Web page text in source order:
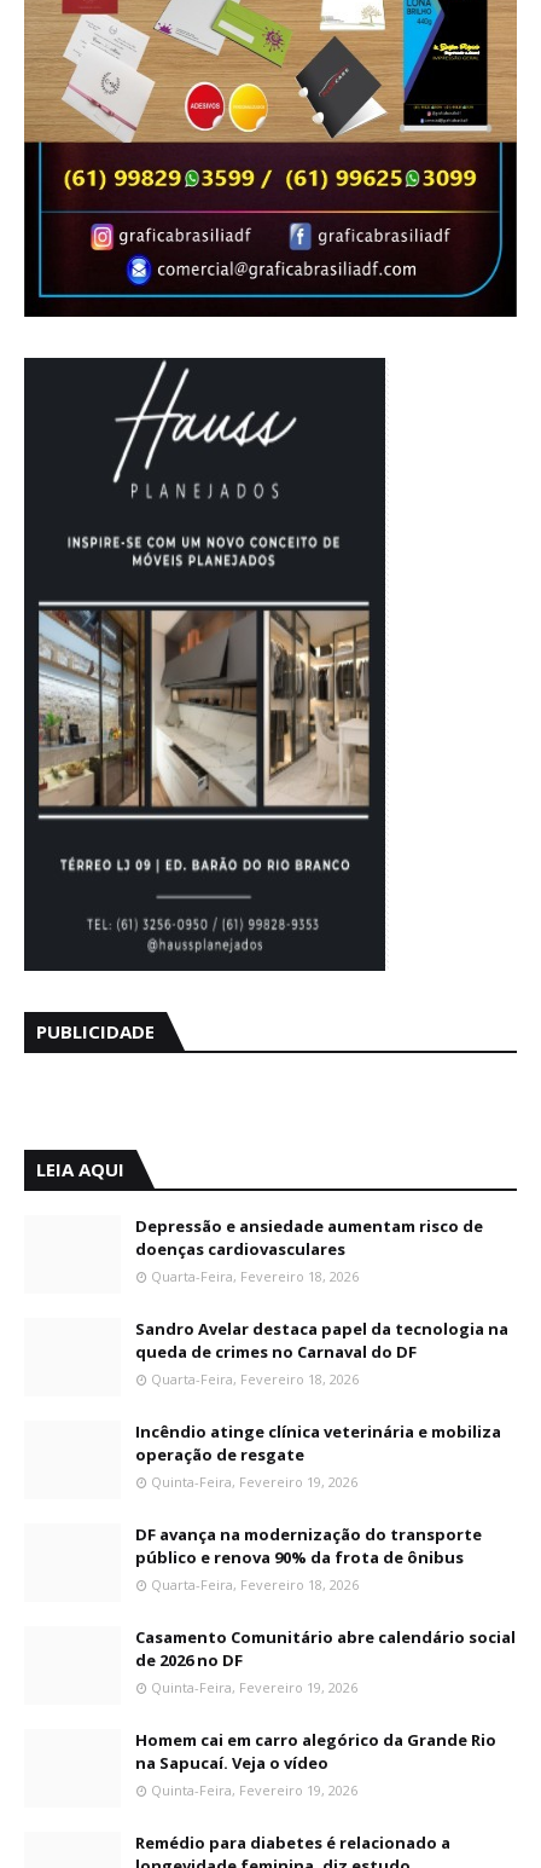
PUBLICIDADE
LEIA AQUI
Depressão e ansiedade aumentam risco de
doenças cardiovasculares
Quarta-Feira, Fevereiro 18, 2026
Sandro Avelar destaca papel da tecnologia na
queda de crimes no Carnaval do DF
Quarta-Feira, Fevereiro 18, 2026
Incêndio atinge clínica veterinária e mobiliza
operação de resgate
Quinta-Feira, Fevereiro 19, 2026
DF avança na modernização do transporte
público e renova 90% da frota de ônibus
Quarta-Feira, Fevereiro 18, 2026
Casamento Comunitário abre calendário social
de 2026 no DF
Quinta-Feira, Fevereiro 19, 2026
Homem cai em carro alegórico da Grande Rio
na Sapucaí. Veja o vídeo
Quinta-Feira, Fevereiro 19, 2026
Remédio para diabetes é relacionado a